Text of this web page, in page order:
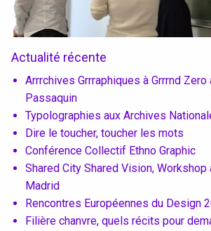
Diplômes
Conventions et
Universités
Écoles d’Enseignement
Entreprises et Institutions
Actualité récente
Arrrchives Grrraphiques à Grrrnd Zero
Passaquin
Typolographies aux Archives
Dire le toucher, toucher les mots
Conférence Collectif Ethno Graphic
Shared City Shared Vision,
Madrid
Rencontres Européennes du Design
Filière chanvre, quels récits pour